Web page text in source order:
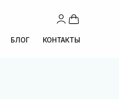
БЛОГ КОНТАКТЫ